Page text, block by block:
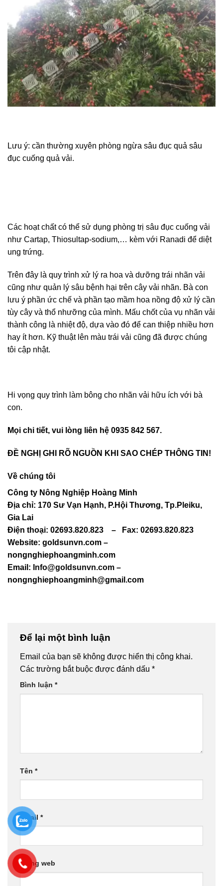
Lưu ý: cần thường xuyên phòng ngừa sâu đục quả sâu
đục cuống quả vải.
Các hoạt chất có thể sử dụng phòng trị sâu đục cuống vải
như Cartap, Thiosultap-sodium,… kèm với Ranadi để diệt
ung trứng.
Trên đây là quy trình xử lý ra hoa và dưỡng trái nhãn vải
cũng như quản lý sâu bệnh hại trên cây vải nhãn. Bà con
lưu ý phần ức chế và phần tạo mầm hoa nồng độ xử lý cần
tùy cây và thổ nhưỡng của mình. Mấu chốt của vụ nhãn vải
thành công là nhiệt độ, dựa vào đó để can thiệp nhiều hơn
hay ít hơn. Kỹ thuật lên màu trái vải cũng đã được chúng
tôi cập nhật.
Hi vọng quy trình làm bông cho nhãn vải hữu ích với bà
con.
Mọi chi tiết, vui lòng liên hệ 0935 842 567.
ĐỀ NGHỊ GHI RÕ NGUỒN KHI SAO CHÉP THÔNG TIN!
Về chúng tôi
Công ty Nông Nghiệp Hoàng Minh
Địa chỉ: 170 Sư Vạn Hạnh, P.Hội Thương, Tp.Pleiku,
Gia Lai
Điện thoại: 02693.820.823 –
Fax: 02693.820.823
Website: goldsunvn.com –
nongnghiephoangminh.com
Email: Info@goldsunvn.com –
nongnghiephoangminh@gmail.com
Để lại một bình luận
Email của bạn sẽ không được hiển thị công khai.
Các trường bắt buộc được đánh dấu *
Bình luận *
Tên *
Email *
Trang web